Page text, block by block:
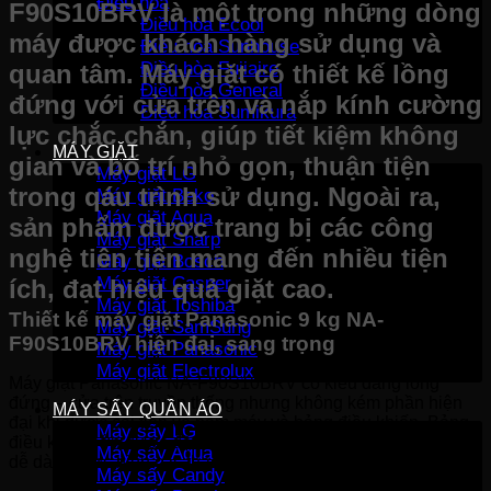
Điều hòa Ecool
Điều hòa Sunhouse
Điều hòa Fujiaire
Điều hòa General
Điều hòa Sumikura
MÁY GIẶT
Máy giặt LG
Máy giặt Beko
Máy giặt Aqua
Máy giặt Sharp
Máy giặt Bosch
Máy giặt Casper
Máy giặt Toshiba
Máy giặt SamSung
Máy giặt Panasonic
Máy giặt Electrolux
MÁY SẤY QUẦN ÁO
Máy sấy LG
Máy sấy Aqua
Máy sấy Candy
F90S10BRV là một trong những dòng
máy được khách hàng sử dụng và
quan tâm. Máy giặt có thiết kế lồng
đứng với cửa trên và nắp kính cường
lực chắc chắn, giúp tiết kiệm không
gian và bố trí nhỏ gọn, thuận tiện
trong qáu trình sử dụng. Ngoài ra,
sản phẩm được trang bị các công
nghệ tiên tiến mang đến nhiều tiện
ích, đạt hiệu quả giặt cao.
Thiết kế máy giặt Panasonic 9 kg NA-
F90S10BRV hiện đại, sang trọng
Máy giặt Panasonic NA-F90S10BRV có kiểu dáng lồng
đứng – cửa trên truyền thống nhưng không kém phần hiện
đại khi được cải tiến về nắm máy và bảng điều khiến. Bảng
điều khiển lớn được đặt ở trung tâm, giúp người dùng có thể
dễ dàng thực hiện các thao tác sử dụng máy.